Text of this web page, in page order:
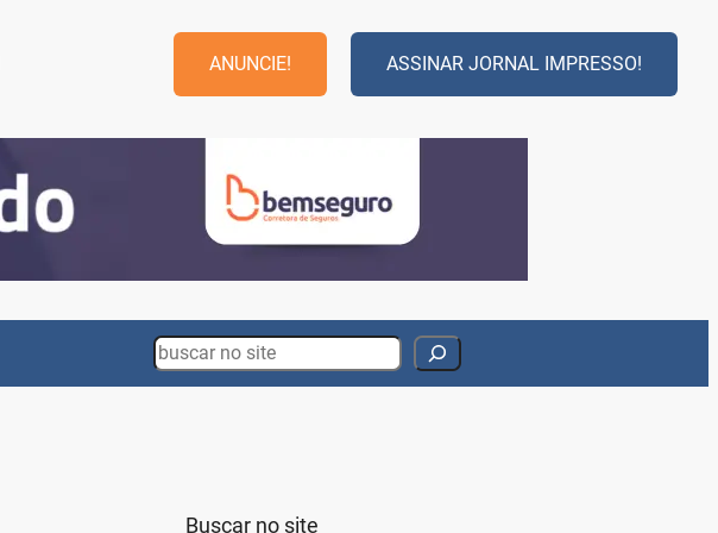
ANUNCIE! ASSINAR JORNAL IMPRESSO!
Search
Buscar no site